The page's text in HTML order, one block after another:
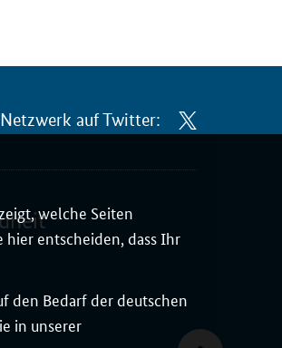
welche Seiten
hier entscheiden, dass Ihr
den Bedarf der deutschen
in unserer
auf Twitter: